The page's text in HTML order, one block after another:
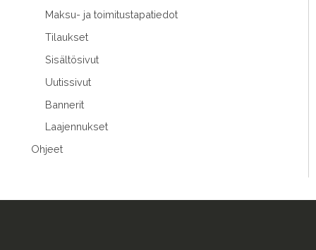
Maksu- ja toimitustapatiedot
Tilaukset
Sisältösivut
Uutissivut
Bannerit
Laajennukset
Ohjeet